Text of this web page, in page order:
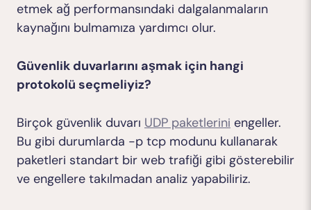
etmek ağ performansındaki dalgalanmaların
kaynağını bulmamıza yardımcı olur.
Güvenlik duvarlarını aşmak için hangi
protokolü seçmeliyiz?
Birçok güvenlik duvarı UDP paketlerini engeller.
Bu gibi durumlarda -p tcp modunu kullanarak
paketleri standart bir web trafiği gibi gösterebilir
ve engellere takılmadan analiz yapabiliriz.